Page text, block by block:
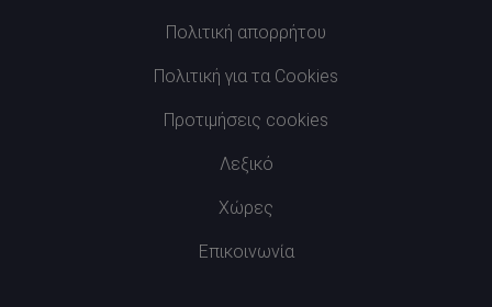
Πολιτική απορρήτου
Πολιτική για τα Cookies
Προτιμήσεις cookies
Λεξικό
Χώρες
Επικοινωνία